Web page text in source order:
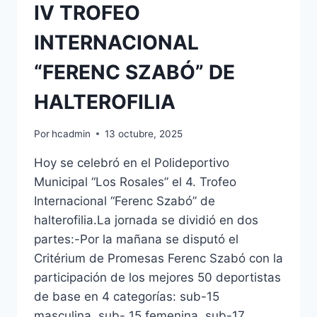
IV TROFEO
INTERNACIONAL
“FERENC SZABÓ” DE
HALTEROFILIA
Por hcadmin 13 octubre, 2025
Hoy se celebró en el Polideportivo
Municipal “Los Rosales” el 4. Trofeo
Internacional “Ferenc Szabó” de
halterofilia.La jornada se dividió en dos
partes:-Por la mañana se disputó el
Critérium de Promesas Ferenc Szabó con la
participación de los mejores 50 deportistas
de base en 4 categorías: sub-15